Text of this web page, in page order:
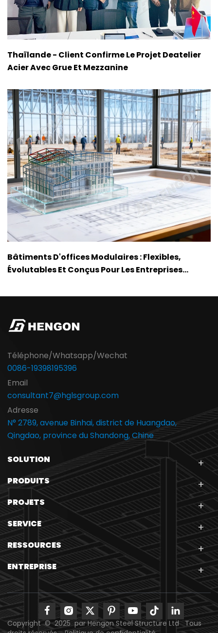
Thaïlande - Client Confirme Le Projet Deatelier
Acier Avec Grue Et Mezzanine
Bâtiments D'offices Modulaires : Flexibles,
Évolutables Et Conçus Pour Les Entreprises
Téléphone/Whatsapp/Wechat
0086-19398195396
Email
consultant7@hglsgroup.com
Adresse
N° 2789, avenue Binhai, district de Huangdao,
Qingdao, province du Shandong, Chine
SOLUTION
PRODUITS
PROJETS
SERVICE
RESSOURCES
ENTREPRISE
Copyright © 2025 par Hengon Steel Structure Ltd Tous